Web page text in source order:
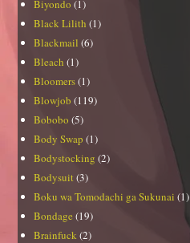
Biyondo (1)
Black Lilith (1)
Blackmail (6)
Bleach (1)
Bloomers(1)
Blowjob (119)
Bobobo (5)
Body Swap (1)
Bodystocking (2)
Bodysuit (3)
Boku wa Tomodachi ga Sukunai (1)
Bondage (19)
Brainfuck (2)